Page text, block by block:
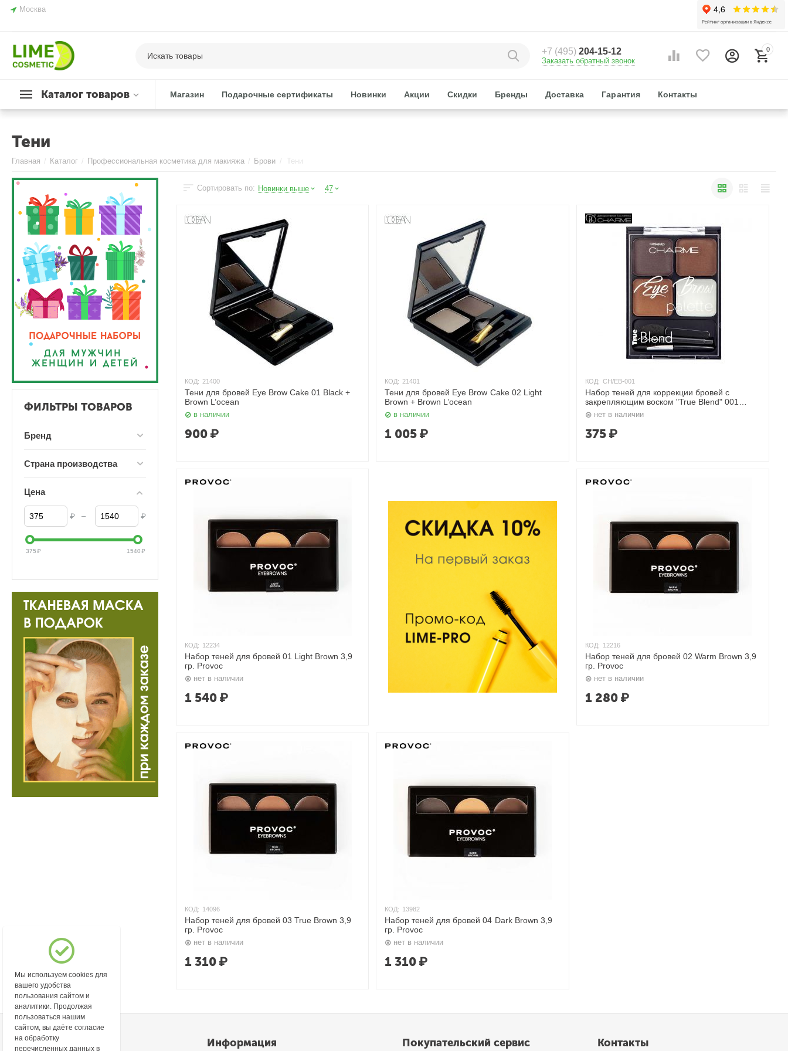
Москва
+7 (495)204-15-12
Заказать обратный звонок
0
Каталог товаров Магазин Подарочные сертификаты Новинки Акции Скидки Бренды Доставка Гарантия Контакты
Тени
Главная / Каталог / Профессиональная косметика для макияжа / Брови / Тени
Сортировать по: Новинки выше 47
КОД: 21400
Тени для бровей Eye Brow Cake 01 Black +
Brown L’ocean
в наличии
900 ₽
КОД: 21401
Тени для бровей Eye Brow Cake 02 Light
Brown + Brown L’ocean
в наличии
1 005 ₽
КОД: CH/EB-001
Набор теней для коррекции бровей с
закрепляющим воском "True Blend" 001
Коричневый 5,2 г. Charme
нет в наличии
375 ₽
КОД: 12234
Набор теней для бровей 01 Light Brown 3,9
гр. Provoc
нет в наличии
1 540 ₽
КОД: 12216
Набор теней для бровей 02 Warm Brown 3,9
гр. Provoc
нет в наличии
1 280 ₽
КОД: 14096
Набор теней для бровей 03 True Brown 3,9
гр. Provoc
нет в наличии
1 310 ₽
КОД: 13982
Набор теней для бровей 04 Dark Brown 3,9
гр. Provoc
нет в наличии
1 310 ₽
ФИЛЬТРЫ ТОВАРОВ
Бренд
Страна производства
Цена
₽ – ₽
375₽ 1540₽
Моя учетная запись Информация Покупательский сервис Контакты
Мы используем cookies для
вашего удобства
пользования сайтом и
аналитики. Продолжая
пользоваться нашим
сайтом, вы даёте согласие
на обработку
перечисленных данных в